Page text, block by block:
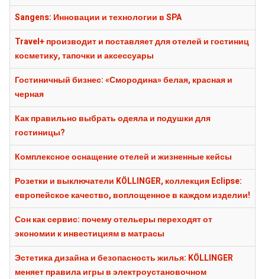
Sangens: Инновации и технологии в SPA
Travel+ производит и поставляет для отелей и гостиниц
косметику, тапочки и аксессуары
Гостиничный бизнес: «Смородина» белая, красная и
черная
Как правильно выбрать одеяла и подушки для
гостиницы?
Комплексное оснащение отелей и жизненные кейсы
Розетки и выключатели KÖLLINGER, коллекция Eclipse:
европейское качество, воплощенное в каждом изделии!
Сон как сервис: почему отельеры переходят от
экономии к инвестициям в матрасы
Эстетика дизайна и безопасность жилья: KÖLLINGER
меняет правила игры в электроустановочном